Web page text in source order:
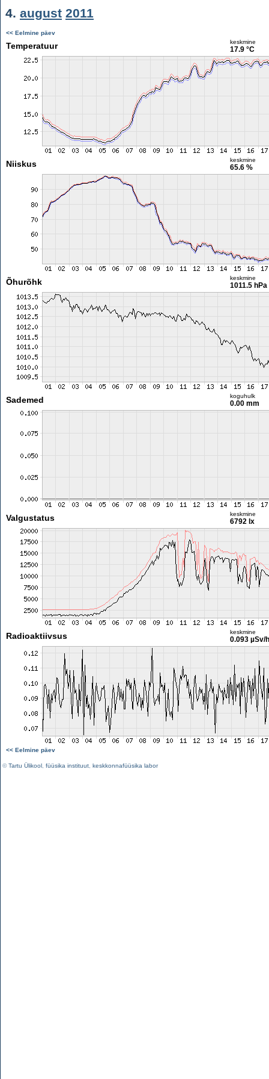
4. august 2011
<< Eelmine päev
Temperatuur keskmine
17.9 °C
Niiskus keskmine
65.6 %
Õhurõhk keskmine
1011.5 hPa
Sademed koguhulk
0.00 mm
Valgustatus keskmine
6792 lx
Radioaktiivsus keskmine
0.093 µSv/h
<< Eelmine päev
©Tartu Ülikool füüsika instituut keskkonnafüüsika labor